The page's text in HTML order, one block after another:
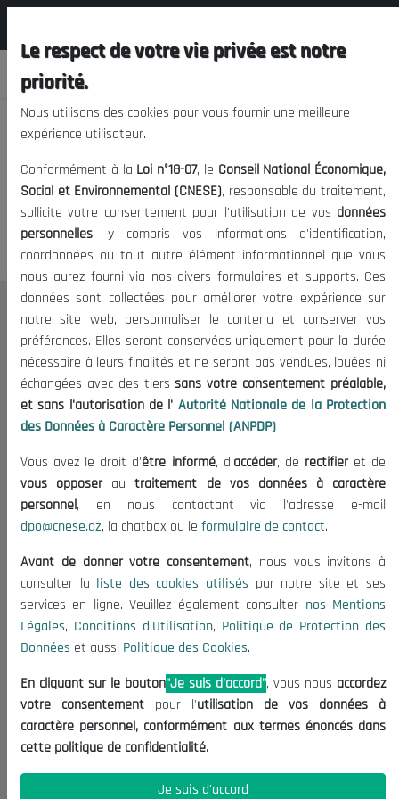
Nous vous prions de nous
excuser, mais l'accès à ce
contenu est restreint.
Le CNESE
A Propos
Le président
Organisation
Publications
Informations utiles
Appels d'offres et Consultations
Mentions Légales
Conditions d'Utilisation
Politique de Protection des Données
Politique des Cookies
Nous Contacter
(+213) 021 98 01 00|01|02
contact@cnese.dz
Suggestions ou Initiatives ?
Newsletter
dernières nouvelles.
Le respect de votre vie privée est notre
priorité.
Nous utilisons des cookies pour vous fournir une meilleure
expérience utilisateur.
Conformément à la Loi n°18-07, le Conseil National Économique,
Social et Environnemental (CNESE), responsable du traitement,
sollicite votre consentement pour l'utilisation de vos données
personnelles, y compris vos informations d'identification,
coordonnées ou tout autre élément informationnel que vous
nous aurez fourni via nos divers formulaires et supports. Ces
données sont collectées pour améliorer votre expérience sur
notre site web, personnaliser le contenu et conserver vos
préférences. Elles seront conservées uniquement pour la durée
nécessaire à leurs finalités et ne seront pas vendues, louées ni
échangées avec des tierssans votre consentement préalable,
et sans l'autorisation de l' Autorité Nationale de la Protection
des Données à Caractère Personnel (ANPDP)
Vous avez le droit d'être informé, d'accéder, de rectifieret de
vous opposerautraitement de vos données à caractère
personnel, en nous contactant via l'adresse e-mail
dpo@cnese.dz, la chatbox ou le formulaire de contact.
Avant de donner votre consentement, nous vous invitons à
consulter la liste des cookies utilisés par notre site et ses
services en ligne. Veuillez également consulter nos Mentions
Légales, Conditions d'Utilisation, Politique de Protection des
Données et aussi Politique des Cookies.
En cliquant sur le bouton"Je suis d'accord", vous nous accordez
votre consentement pour l'utilisation de vos données à
caractère personnel, conformément aux termes énoncés dans
cette politique de confidentialité.
Je suis d'accord